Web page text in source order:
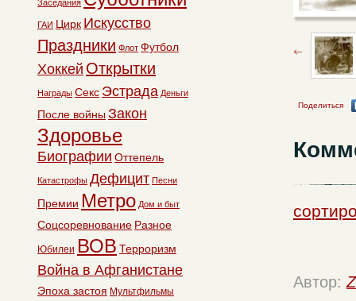
Поделиться
Автор:
Заседания
ГАИ Цирк Искусство
Праздники Флот Футбол
Хоккей Открытки
Награды Секс Эстрада Деньги
После войны Закон
Здоровье
Биографии Оттепель
Катастрофы Дефицит Песни
Премии Метро Дом и быт
Соцсоревнование Разное
Юбилеи ВОВ Терроризм
Война в Афганистане
Эпоха застоя Мультфильмы